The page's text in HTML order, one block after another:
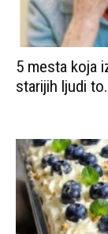
5 mesta koja
starijih ljudi